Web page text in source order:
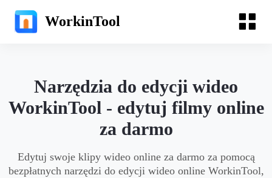
WorkinTool
Narzędzia do edycji wideo
WorkinTool - edytuj filmy online
za darmo
Edytuj swoje klipy wideo online za darmo za pomocą
bezpłatnych narzędzi do edycji wideo online WorkinTool,